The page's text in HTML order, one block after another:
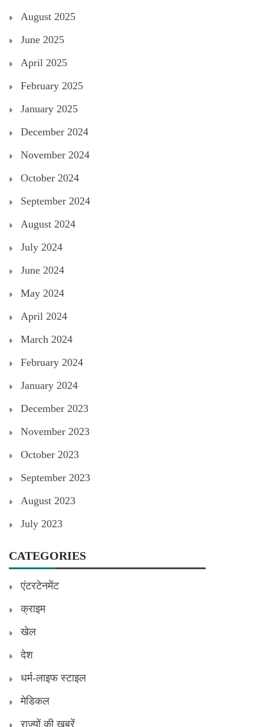
August 2025
June 2025
April 2025
February 2025
January 2025
December 2024
November 2024
October 2024
September 2024
August 2024
July 2024
June 2024
May 2024
April 2024
March 2024
February 2024
January 2024
December 2023
November 2023
October 2023
September 2023
August 2023
July 2023
CATEGORIES
एंटरटेनमेंट
क्राइम
खेल
देश
धर्म-लाइफ स्टाइल
मेडिकल
राज्यों की खबरें